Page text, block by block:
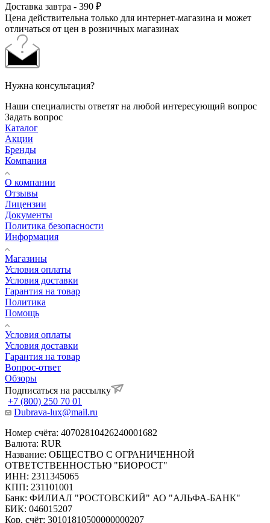
Доставка завтра - 390 ₽
Цена действительна только для интернет-магазина и может
отличаться от цен в розничных магазинах
Нужна консультация?
Наши специалисты ответят на любой интересующий вопрос
Задать вопрос
Каталог
Акции
Бренды
Компания
О компании
Отзывы
Лицензии
Документы
Политика безопасности
Информация
Магазины
Условия оплаты
Условия доставки
Гарантия на товар
Политика
Помощь
Условия оплаты
Условия доставки
Гарантия на товар
Вопрос-ответ
Обзоры
Подписаться на рассылку
+7 (800) 250 70 01
Dubrava-lux@mail.ru
Номер счёта: 40702810426240001682
Валюта: RUR
Название: ОБЩЕСТВО С ОГРАНИЧЕННОЙ
ОТВЕТСТВЕННОСТЬЮ "БИОРОСТ"
ИНН: 2311345065
КПП: 231101001
Банк: ФИЛИАЛ "РОСТОВСКИЙ" АО "АЛЬФА-БАНК"
БИК: 046015207
Кор. счёт: 30101810500000000207